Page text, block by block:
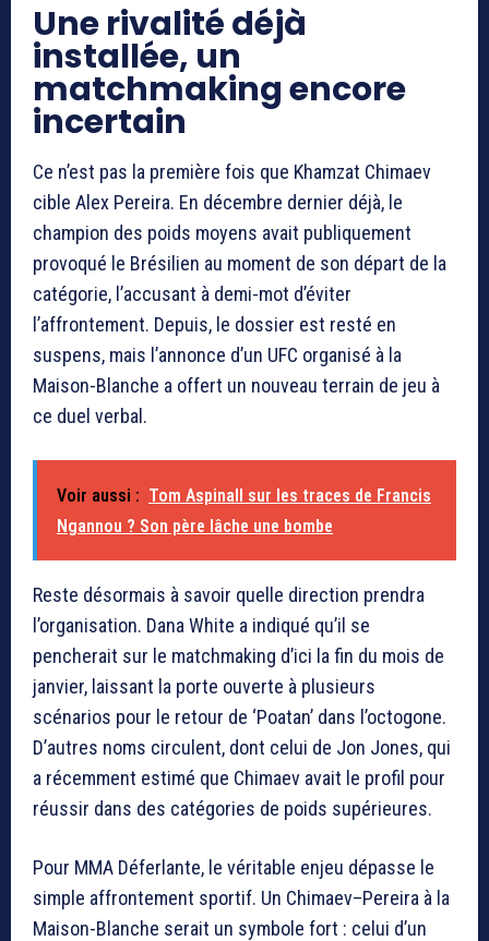
Une rivalité déjà
installée, un
matchmaking encore
incertain
Ce n’est pas la première fois que Khamzat Chimaev
cible Alex Pereira. En décembre dernier déjà, le
champion des poids moyens avait publiquement
provoqué le Brésilien au moment de son départ de la
catégorie, l’accusant à demi-mot d’éviter
l’affrontement. Depuis, le dossier est resté en
suspens, mais l’annonce d’un UFC organisé à la
Maison-Blanche a offert un nouveau terrain de jeu à
ce duel verbal.
Voir aussi : Tom Aspinall sur les traces de Francis
Ngannou ? Son père lâche une bombe
Reste désormais à savoir quelle direction prendra
l’organisation. Dana White a indiqué qu’il se
pencherait sur le matchmaking d’ici la fin du mois de
janvier, laissant la porte ouverte à plusieurs
scénarios pour le retour de ‘Poatan’ dans l’octogone.
D’autres noms circulent, dont celui de Jon Jones, qui
a récemment estimé que Chimaev avait le profil pour
réussir dans des catégories de poids supérieures.
Pour MMA Déferlante, le véritable enjeu dépasse le
simple affrontement sportif. Un Chimaev–Pereira à la
Maison-Blanche serait un symbole fort : celui d’un